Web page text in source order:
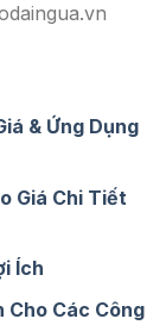
& Ứng Dụng
Giá Chi Tiết
Ích
Cho Các Công